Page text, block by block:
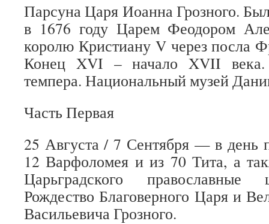
Парсуна Царя Иоанна Грозного.
в 1676 году Царем Феодором
королю Кристиану V через посла
Конец XVI – начало XVII
темпера. Национальный музей
Часть Первая
25 Августа / 7 Сентября — в день
12 Варфоломея и из 70 Тита, а
Царьградского православные
Рождество Благоверного Царя и
Васильевича Грозного.